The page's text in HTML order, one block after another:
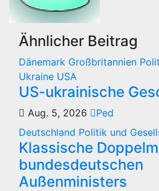
Ähnlicher Beitrag
Dänemark Großbritannien
Ukraine USA
US-ukrainische
Aug. 5, 2026
Ped
Deutschland Politik und
Klassische
bundesdeutschen
Außenministers